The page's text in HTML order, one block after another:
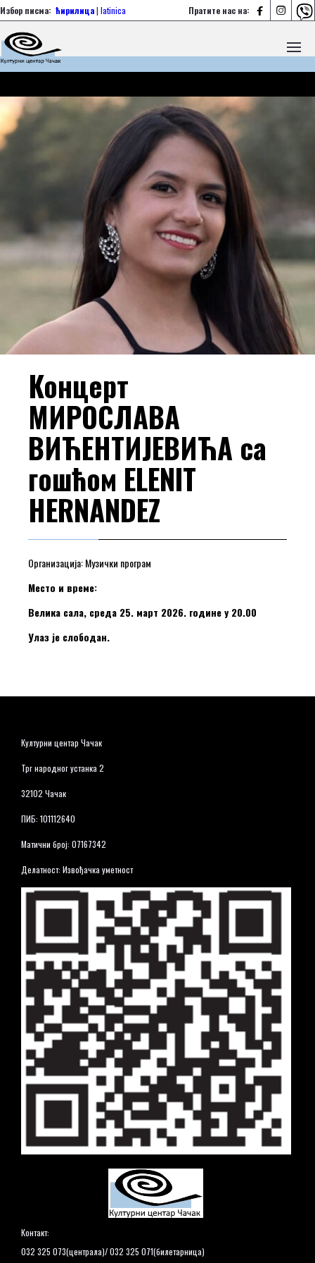
Пратите нас на:   
Избор писма: ћирилица| latinica
Концерт
МИРОСЛАВА
ВИЋЕНТИЈЕВИЋА са
гошћом ELENIT
HERNANDEZ
Организација: Музички програм
Место и време:
Велика сала, среда 25. март 2026. године у 20.00
Улаз је слободан.
Културни центар Чачак
Трг народног устанка 2
32102 Чачак
ПИБ: 101112640
Матични број: 07167342
Делатност: Извођачка уметност
Контакт:
032 325 073(централа)/ 032 325 071(билетарница)